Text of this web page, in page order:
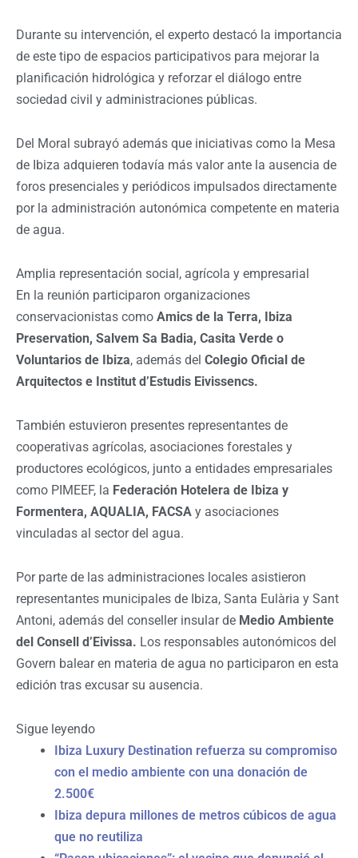
Durante su intervención, el experto destacó la importancia
de este tipo de espacios participativos para mejorar la
planificación hidrológica y reforzar el diálogo entre
sociedad civil y administraciones públicas.
Del Moral subrayó además que iniciativas como la Mesa
de Ibiza adquieren todavía más valor ante la ausencia de
foros presenciales y periódicos impulsados directamente
por la administración autonómica competente en materia
de agua.
Amplia representación social, agrícola y empresarial
En la reunión participaron organizaciones
conservacionistas como Amics de la Terra, Ibiza
Preservation, Salvem Sa Badia, Casita Verde o
Voluntarios de Ibiza, además del Colegio Oficial de
Arquitectos e Institut d’Estudis Eivissencs.
También estuvieron presentes representantes de
cooperativas agrícolas, asociaciones forestales y
productores ecológicos, junto a entidades empresariales
como PIMEEF, la Federación Hotelera de Ibiza y
Formentera, AQUALIA, FACSA y asociaciones
vinculadas al sector del agua.
Por parte de las administraciones locales asistieron
representantes municipales de Ibiza, Santa Eulària y Sant
Antoni, además del conseller insular de Medio Ambiente
del Consell d’Eivissa. Los responsables autonómicos del
Govern balear en materia de agua no participaron en esta
edición tras excusar su ausencia.
Sigue leyendo
Ibiza Luxury Destination refuerza su compromiso
con el medio ambiente con una donación de
2.500€
Ibiza depura millones de metros cúbicos de agua
que no reutiliza